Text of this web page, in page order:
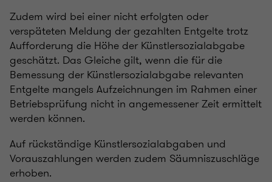
Zudem wird bei einer nicht erfolgten oder
verspäteten Meldung der gezahlten Entgelte trotz
Aufforderung die Höhe der Künstlersozialabgabe
geschätzt. Das Gleiche gilt, wenn die für die
Bemessung der Künstlersozialabgabe relevanten
Entgelte mangels Aufzeichnungen im Rahmen einer
Betriebsprüfung nicht in angemessener Zeit ermittelt
werden können.
Auf rückständige Künstlersozialabgaben und
Vorauszahlungen werden zudem Säumniszuschläge
erhoben.